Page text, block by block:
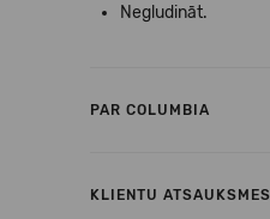
Negludināt.
PAR COLUMBIA
KLIENTU